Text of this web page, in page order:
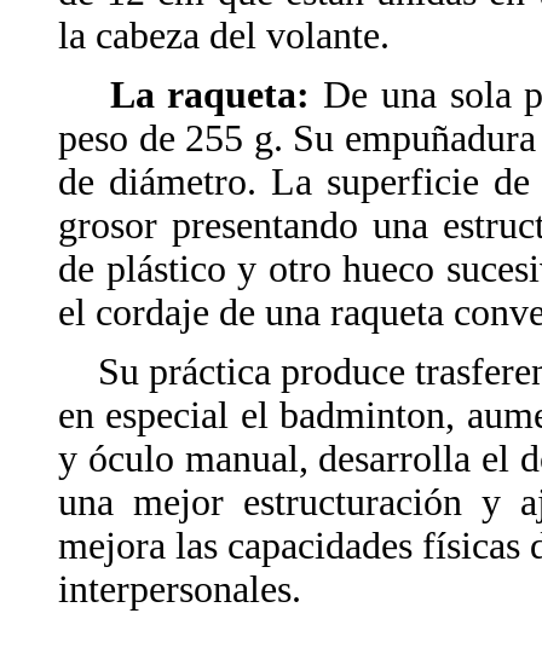
la cabeza del volante.
La raqueta: De una sola
peso de 255 g. Su
de diámetro. La superficie
grosor presentando una
de plástico y otro hueco
el cordaje de una raqueta
Su práctica produce
en especial el badminton,
y óculo manual, desarrolla el
una mejor estructuración y
mejora las capacidades físicas
interpersonales.